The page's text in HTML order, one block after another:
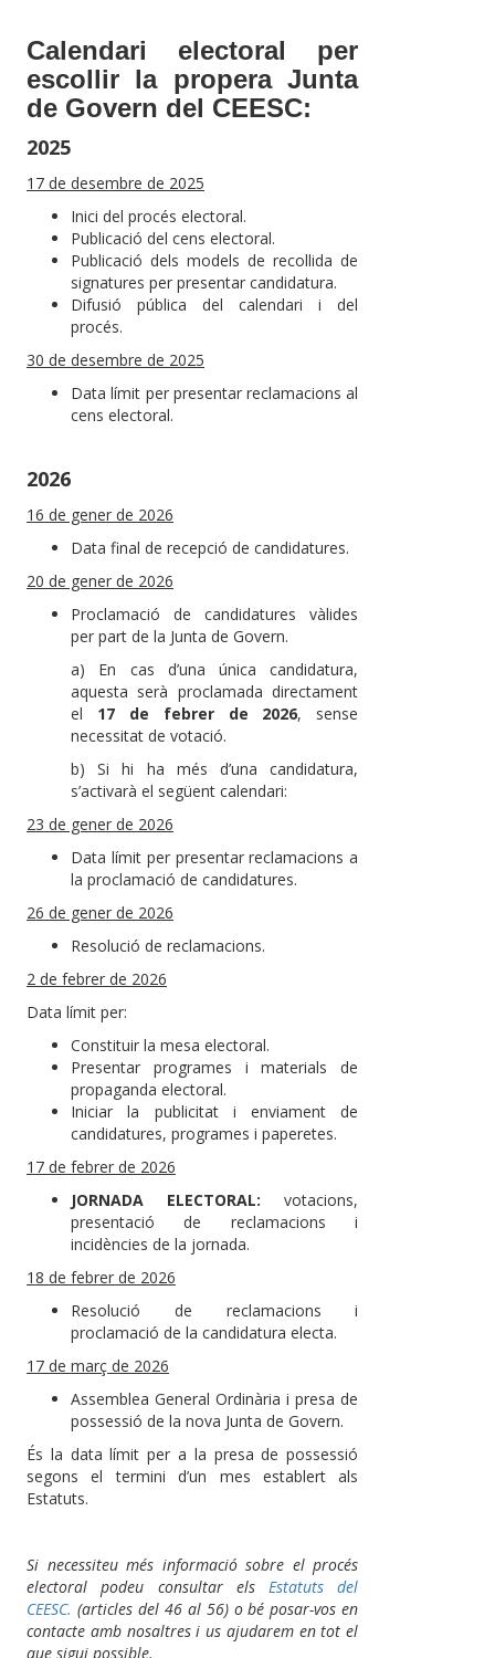
Calendari electoral per
escollir la propera Junta
de Govern del CEESC:
2025
17 de desembre de 2025
Inici del procés electoral.
Publicació del cens electoral.
Publicació dels models de recollida de
signatures per presentar candidatura.
Difusió pública del calendari i del
procés.
30 de desembre de 2025
Data límit per presentar reclamacions al
cens electoral.
2026
16 de gener de 2026
Data final de recepció de candidatures.
20 de gener de 2026
Proclamació de candidatures vàlides
per part de la Junta de Govern.
a) En cas d’una única candidatura,
aquesta serà proclamada directament
el 17 de febrer de 2026, sense
necessitat de votació.
b) Si hi ha més d’una candidatura,
s’activarà el següent calendari:
23 de gener de 2026
Data límit per presentar reclamacions a
la proclamació de candidatures.
26 de gener de 2026
Resolució de reclamacions.
2 de febrer de 2026
Data límit per:
Constituir la mesa electoral.
Presentar programes i materials de
propaganda electoral.
Iniciar la publicitat i enviament de
candidatures, programes i paperetes.
17 de febrer de 2026
JORNADA ELECTORAL:votacions,
presentació de reclamacions i
incidències de la jornada.
18 de febrer de 2026
Resolució de reclamacions i
proclamació de la candidatura electa.
17 de març de 2026
Assemblea General Ordinària i presa de
possessió de la nova Junta de Govern.
És la data límit per a la presa de possessió
segons el termini d’un mes establert als
Estatuts.
Si necessiteu més informació sobre el procés
electoral podeu consultar elsEstatuts del
CEESC. (articles del 46 al 56) o bé posar-vos en
contacte amb nosaltres i us ajudarem en tot el
que sigui possible.